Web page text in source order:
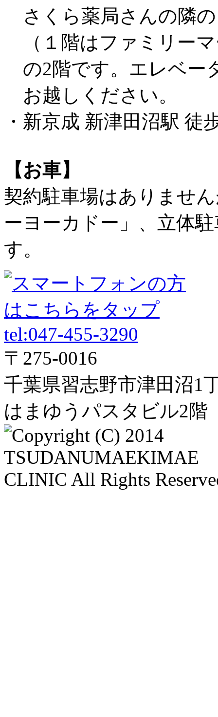
さくら薬局さんの隣
（１階はファミリー
の2階です。エレベー
お越しください。
・新京成 新津田沼駅 徒
【お車】
契約駐車場はありませ
ーヨーカドー」、立体
す。
〒275-0016
千葉県習志野市津田沼1
はまゆうパスタビル2階